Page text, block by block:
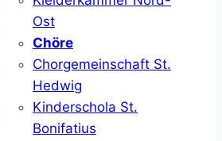
Ost
Chöre
Chorgemeinschaft St.
Hedwig
Kinderschola St.
Bonifatius